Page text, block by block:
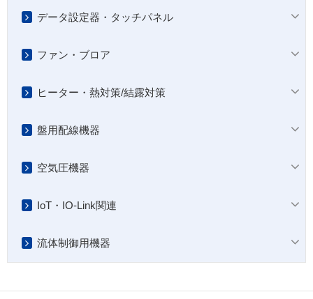
データ設定器・タッチパネル
ファン・ブロア
ヒーター・熱対策/結露対策
盤用配線機器
空気圧機器
IoT・IO-Link関連
流体制御用機器